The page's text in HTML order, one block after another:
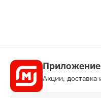
Акции, доставка